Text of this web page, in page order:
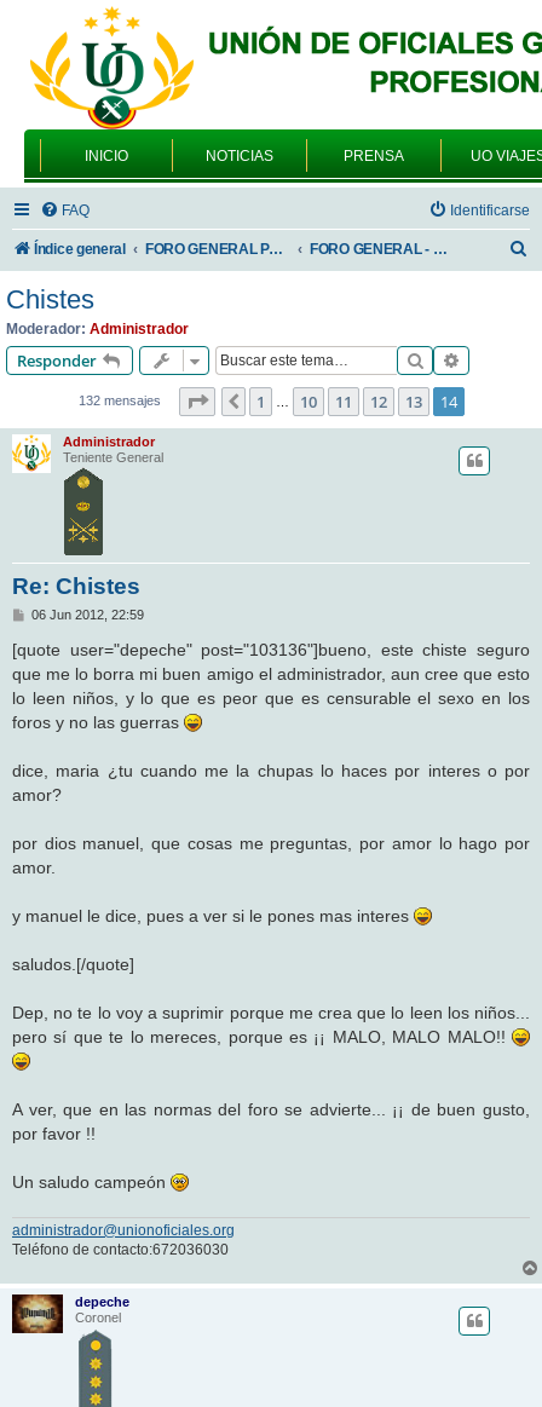
INICIO NOTICIAS PRENSA UO
FAQ Identificarse
Índice general FORO GENERAL PARA TODOS LOS USUARIOS FORO GENERAL - SONRIA, POR FAVOR
Chistes
Moderador: Administrador
Responder Buscar
132 mensajes Página 14de14
Anterior
1 … 10 11 12 13 14
Administrador
Teniente General
Re: Chistes
M
n
s
a
06 Jun 2012, 22:59
[quote user="depeche" post="103136"]bueno, este chiste seguro
que me lo borra mi buen amigo el administrador, aun cree que esto
lo leen niños, y lo que es peor que es censurable el sexo en los
foros y no las guerras
dice, maria ¿tu cuando me la chupas lo haces por interes o por
amor?
por dios manuel, que cosas me preguntas, por amor lo hago por
amor.
y manuel le dice, pues a ver si le pones mas interes
saludos.[/quote]
Dep, no te lo voy a suprimir porque me crea que lo leen los niños...
pero sí que te lo mereces, porque es ¡¡ MALO, MALO MALO!!
A ver, que en las normas del foro se advierte... ¡¡ de buen gusto,
por favor !!
Un saludo campeón
administrador@unionoficiales.org
Teléfono de contacto:672036030
depeche
Coronel